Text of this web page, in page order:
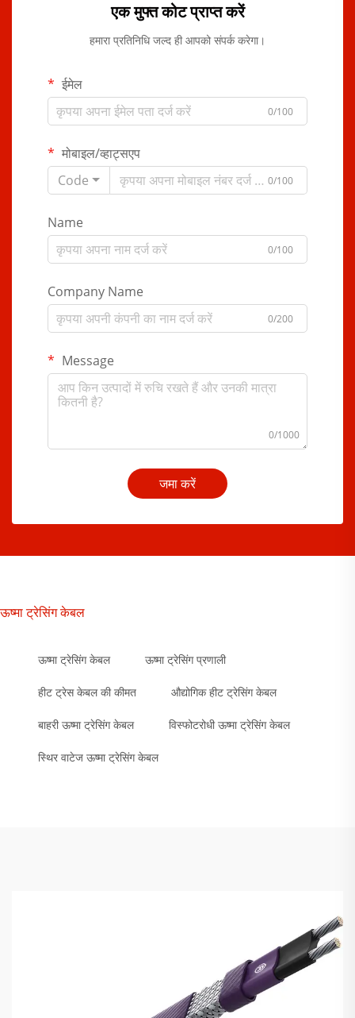
एक मुफ्त कोट प्राप्त करें
हमारा प्रतिनिधि जल्द ही आपको संपर्क करेगा।
ईमेल
0/100
मोबाइल/व्हाट्सएप
Code
0/100
Name
0/100
Company Name
0/200
Message
0/1000
जमा करें
ऊष्मा ट्रेसिंग केबल
ऊष्मा ट्रेसिंग केबल ऊष्मा ट्रेसिंग प्रणाली
हीट ट्रेस केबल की कीमत औद्योगिक हीट ट्रेसिंग केबल
बाहरी ऊष्मा ट्रेसिंग केबल विस्फोटरोधी ऊष्मा ट्रेसिंग केबल
स्थिर वाटेज ऊष्मा ट्रेसिंग केबल